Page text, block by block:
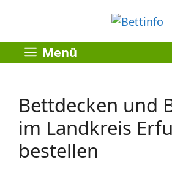
springen
Menü
Bettdecken und
im Landkreis
bestellen